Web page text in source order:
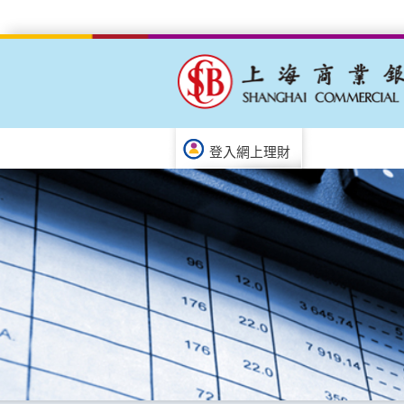
登入網上理財